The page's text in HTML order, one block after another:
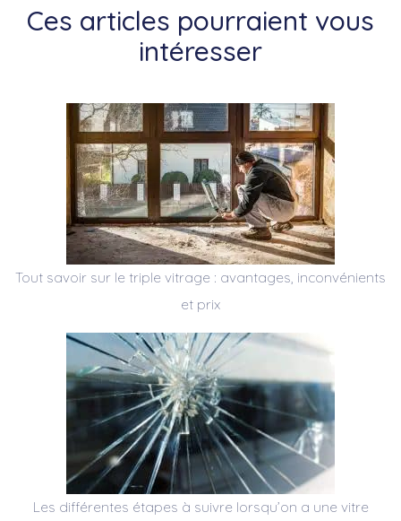
Ces articles pourraient vous
intéresser
Tout savoir sur le triple vitrage : avantages, inconvénients
et prix
Les différentes étapes à suivre lorsqu’on a une vitre